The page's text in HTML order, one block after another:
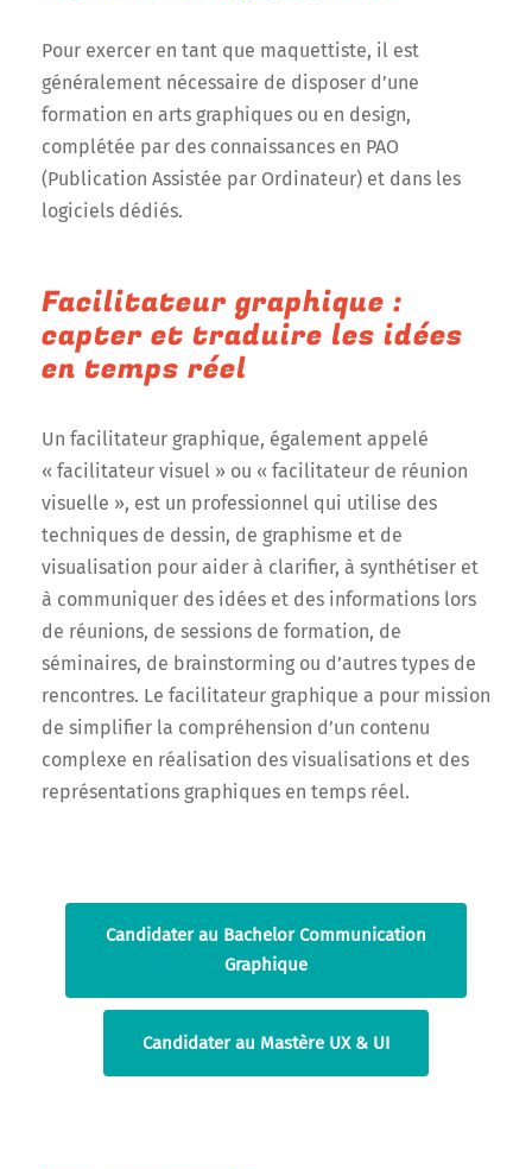
Pour exercer en tant que maquettiste, il est
généralement nécessaire de disposer d’une
formation en arts graphiques ou en design,
complétée par des connaissances en PAO
(Publication Assistée par Ordinateur) et dans les
logiciels dédiés.
Facilitateur graphique :
capter et traduire les idées
en temps réel
Un facilitateur graphique, également appelé
« facilitateur visuel » ou « facilitateur de réunion
visuelle », est un professionnel qui utilise des
techniques de dessin, de graphisme et de
visualisation pour aider à clarifier, à synthétiser et
à communiquer des idées et des informations lors
de réunions, de sessions de formation, de
séminaires, de brainstorming ou d’autres types de
rencontres. Le facilitateur graphique a pour mission
de simplifier la compréhension d’un contenu
complexe en réalisation des visualisations et des
représentations graphiques en temps réel.
Candidater au Bachelor Communication
Graphique
Candidater au Mastère UX & UI